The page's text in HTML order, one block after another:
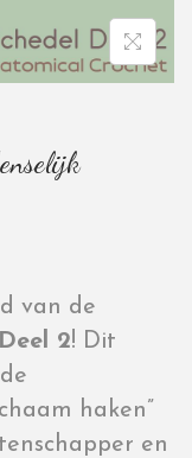
van de
2! Dit
haken”
en